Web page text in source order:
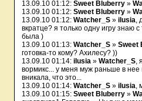
13.09.10 01:12: Sweet Bluberry »
13.09.10 01:12: Sweet Bluberry »
13.09.10 01:12: Watcher_S » ilusia,
вкратце? я только одну игру знаю
была )
13.09.10 01:13: Watcher_S » Sweet
готовка-то кому? Ахилесу? ))
13.09.10 01:14: ilusia » Watcher_S,
вормикс... у меня муж раньше в нее
вникала, что это...
13.09.10 01:14: Watcher_S » ilusia,
13.09.10 01:15: Sweet Bluberry »